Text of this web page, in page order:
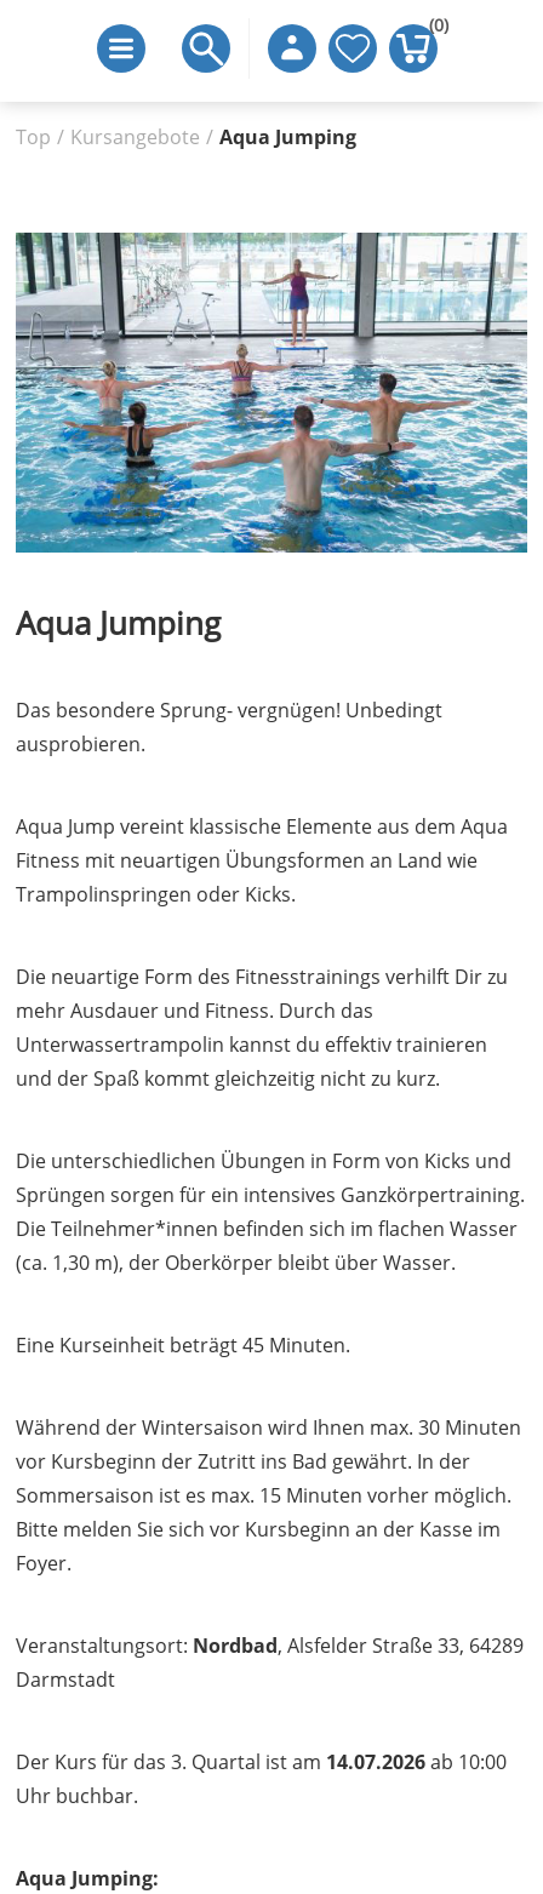
(0)
Top / Kursangebote / Aqua Jumping
Aqua Jumping
Das besondere Sprung- vergnügen! Unbedingt
ausprobieren.
Aqua Jump vereint klassische Elemente aus dem Aqua
Fitness mit neuartigen Übungsformen an Land wie
Trampolinspringen oder Kicks.
Die neuartige Form des Fitnesstrainings verhilft Dir zu
mehr Ausdauer und Fitness. Durch das
Unterwassertrampolin kannst du effektiv trainieren
und der Spaß kommt gleichzeitig nicht zu kurz.
Die unterschiedlichen Übungen in Form von Kicks und
Sprüngen sorgen für ein intensives Ganzkörpertraining.
Die Teilnehmer*innen befinden sich im flachen Wasser
(ca. 1,30 m), der Oberkörper bleibt über Wasser.
Eine Kurseinheit beträgt 45 Minuten.
Während der Wintersaison wird Ihnen max. 30 Minuten
vor Kursbeginn der Zutritt ins Bad gewährt. In der
Sommersaison ist es max. 15 Minuten vorher möglich.
Bitte melden Sie sich vor Kursbeginn an der Kasse im
Foyer.
Veranstaltungsort: Nordbad, Alsfelder Straße 33, 64289
Darmstadt
Der Kurs für das 3. Quartal ist am 14.07.2026ab 10:00
Uhr buchbar.
Aqua Jumping: